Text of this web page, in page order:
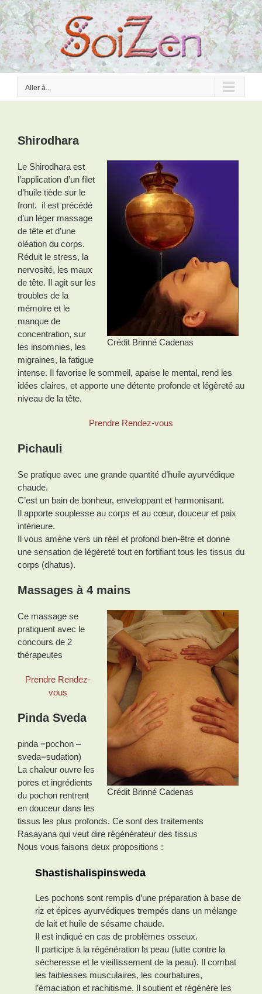
Passer
au
contenu
Aller à...
Shirodhara
Crédit Brinné Cadenas
Le Shirodhara est
l’application d’un filet
d’huile tiède sur le
front. il est précédé
d’un léger massage
de tête et d’une
oléation du corps.
Réduit le stress, la
nervosité, les maux
de tête. Il agit sur les
troubles de la
mémoire et le
manque de
concentration, sur
les insomnies, les
migraines, la fatigue
intense. Il favorise le sommeil, apaise le mental, rend les
idées claires, et apporte une détente profonde et légèreté au
niveau de la tête.
Prendre Rendez-vous
Pichauli
Se pratique avec une grande quantité d’huile ayurvédique
chaude.
C’est un bain de bonheur, enveloppant et harmonisant.
Il apporte souplesse au corps et au cœur, douceur et paix
intérieure.
Il vous amène vers un réel et profond bien-être et donne
une sensation de légèreté tout en fortifiant tous les tissus du
corps (dhatus).
Massages à 4 mains
Crédit Brinné Cadenas
Ce massage se
pratiquent avec le
concours de 2
thérapeutes
Prendre Rendez-
vous
Pinda Sveda
pinda =pochon –
sveda=sudation)
La chaleur ouvre les
pores et ingrédients
du pochon rentrent
en douceur dans les
tissus les plus profonds. Ce sont des traitements
Rasayana qui veut dire régénérateur des tissus
Nous vous faisons deux propositions :
Shastishalispinsweda
Les pochons sont remplis d’une préparation à base de
riz et épices ayurvédiques trempés dans un mélange
de lait et huile de sésame chaude.
Il est indiqué en cas de problèmes osseux.
Il participe à la régénération la peau (lutte contre la
sécheresse et le vieillissement de la peau). Il combat
les faiblesses musculaires, les courbatures,
l’émaciation et rachitisme. Il soutient et régénère les